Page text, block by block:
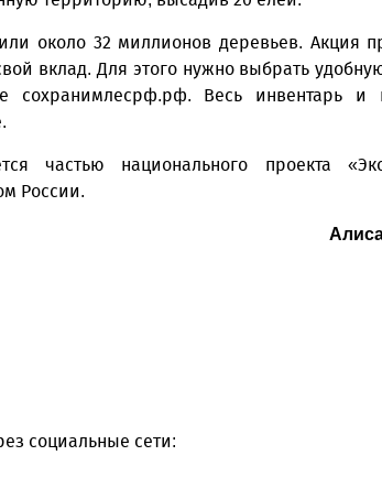
около 32 миллионов деревьев. Акция
вклад. Для этого нужно выбрать
сохранимлесрф.рф. Весь инвентарь и
частью национального проекта
России.
социальные сети: